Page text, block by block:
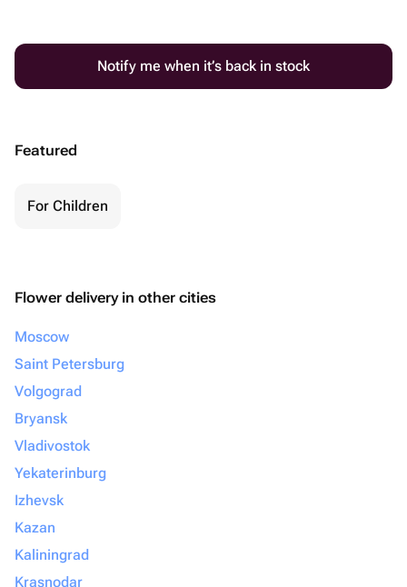
Notify me when it’s back in stock
Featured
For Children
Flower delivery in other cities
Moscow
Saint Petersburg
Volgograd
Bryansk
Vladivostok
Yekaterinburg
Izhevsk
Kazan
Kaliningrad
Krasnodar